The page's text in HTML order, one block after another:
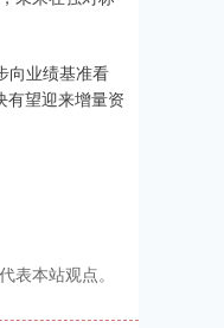
向业绩基准看
有望迎来增量资
表本站观点。